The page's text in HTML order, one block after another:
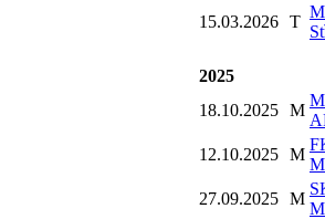
15.03.2026 T
2025
18.10.2025 M
12.10.2025 M
27.09.2025 M